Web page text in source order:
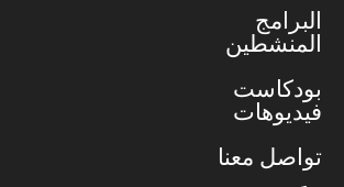
البرامج
المنشطين
بودكاست
فيديوهات
تواصل معنا